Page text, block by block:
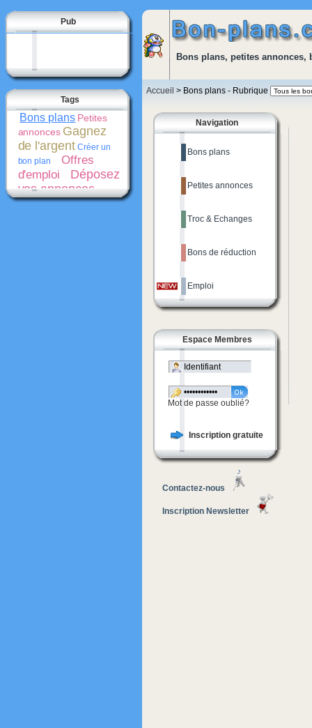
Pub
Tags
Bons plans Petites
annonces Gagnez
de l'argent Créer un
bon plan
Offres
d'emploi
Déposez
vos annonces
gratuitement
Bons
Bons plans, petites
Accueil > Bons plans - Rubrique
Navigation
Bons plans
Petites annonces
Troc & Echanges
Bons de réduction
Emploi
Espace Membres
Mot de passe oublié?
Inscription gratuite
Contactez-nous
Inscription Newsletter